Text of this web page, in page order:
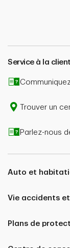
présentation
potentielle
réclamation et
En cas de
page et le
Service à la
Trouver un
Parlez-nous
Auto et
Vie accidents
Plans de